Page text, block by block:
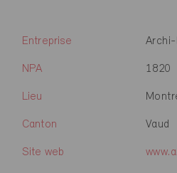
Entreprise
NPA 1820
Lieu
Canton Vaud
Site web